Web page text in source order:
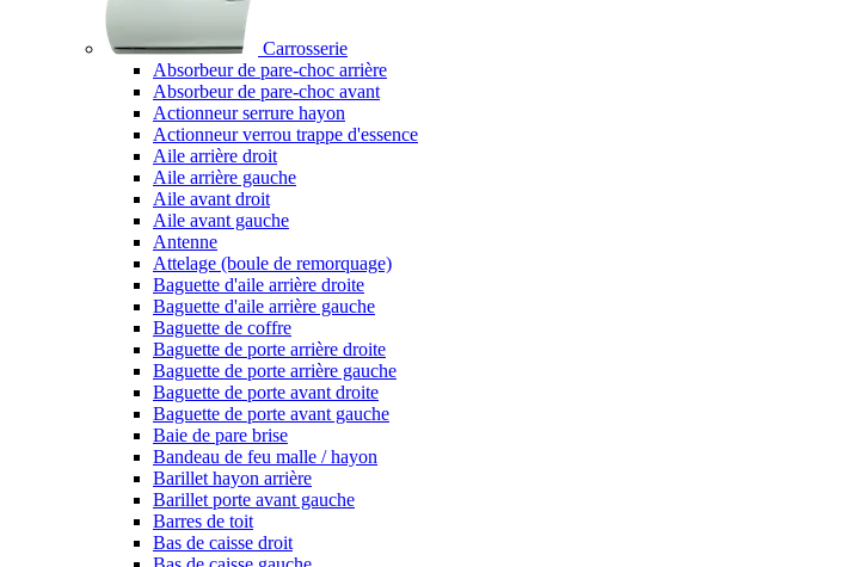
Carrosserie
Absorbeur de pare-choc arrière
Absorbeur de pare-choc avant
Actionneur serrure hayon
Actionneur verrou trappe d'essence
Aile arrière droit
Aile arrière gauche
Aile avant droit
Aile avant gauche
Antenne
Attelage (boule de remorquage)
Baguette d'aile arrière droite
Baguette d'aile arrière gauche
Baguette de coffre
Baguette de porte arrière droite
Baguette de porte arrière gauche
Baguette de porte avant droite
Baguette de porte avant gauche
Baie de pare brise
Bandeau de feu malle / hayon
Barillet hayon arrière
Barillet porte avant gauche
Barres de toit
Bas de caisse droit